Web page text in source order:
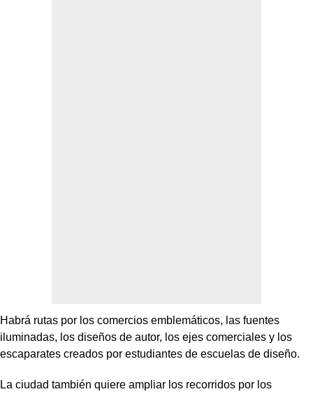
Habrá rutas por los comercios emblemáticos, las fuentes
iluminadas, los diseños de autor, los ejes comerciales y los
escaparates creados por estudiantes de escuelas de diseño.
La ciudad también quiere ampliar los recorridos por los